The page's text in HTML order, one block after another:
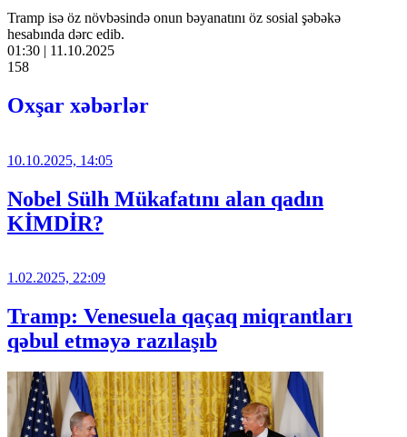
Tramp isə öz növbəsində onun bəyanatını öz sosial şəbəkə
hesabında dərc edib.
01:30 | 11.10.2025
158
Oxşar xəbərlər
10.10.2025, 14:05
Nobel Sülh Mükafatını alan qadın
KİMDİR?
1.02.2025, 22:09
Tramp: Venesuela qaçaq miqrantları
qəbul etməyə razılaşıb